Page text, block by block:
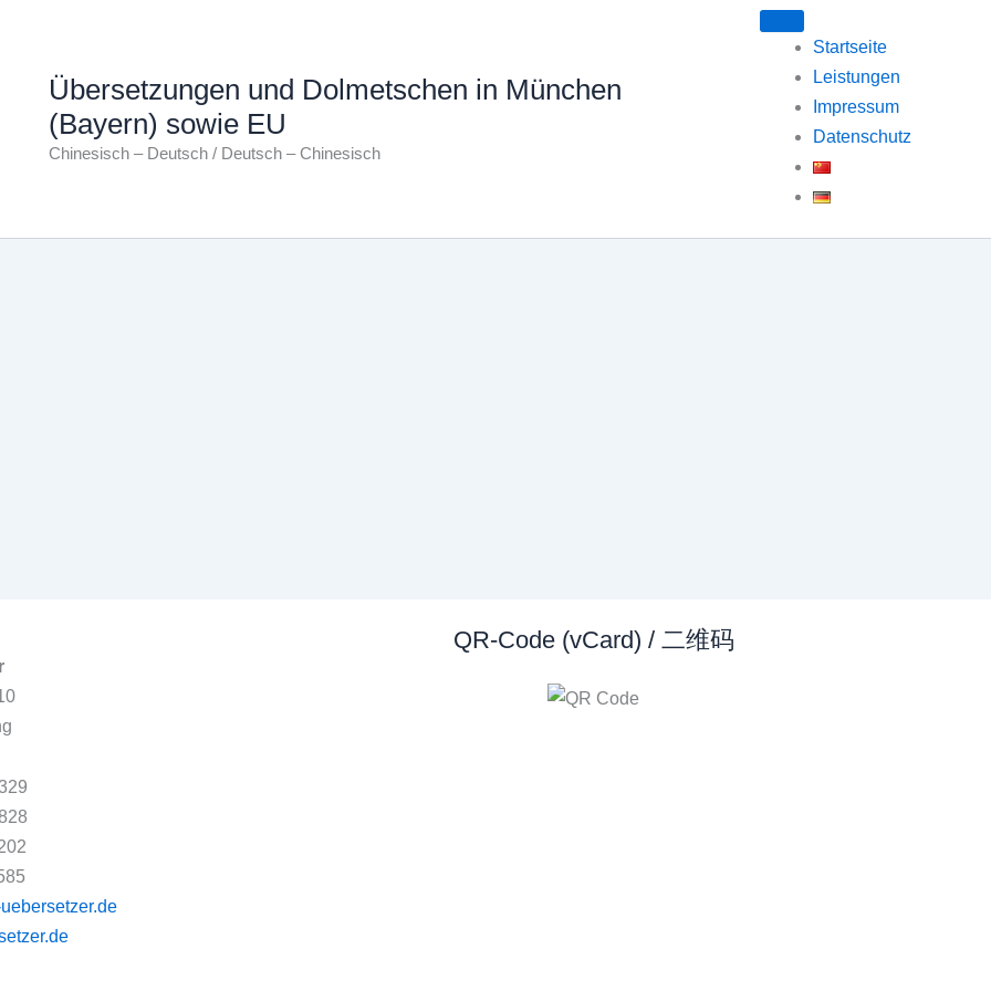
Übersetzungen und Dolmetschen in München
(Bayern) sowie EU
Chinesisch – Deutsch / Deutsch – Chinesisch
Startseite
Leistungen
Impressum
Datenschutz
QR-Code (vCard) / 二维码